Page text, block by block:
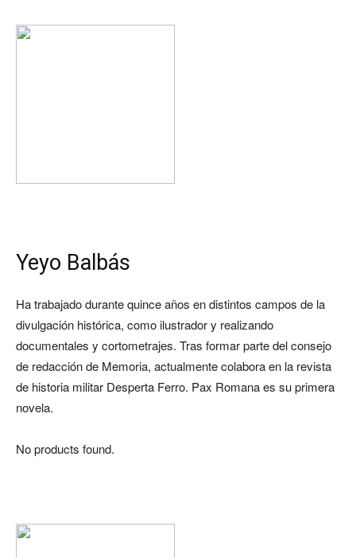
Yeyo Balbás
Ha trabajado durante quince años en distintos campos de la
divulgación histórica, como ilustrador y realizando
documentales y cortometrajes. Tras formar parte del consejo
de redacción de Memoria, actualmente colabora en la revista
de historia militar Desperta Ferro. Pax Romana es su primera
novela.
No products found.